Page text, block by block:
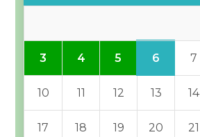
3 4 5 6 7
10 11 12 13 14
17 18 19 20 21